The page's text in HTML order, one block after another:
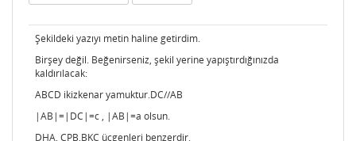
Şekildeki yazıyı metin haline getirdim.
Birşey değil. Beğenirseniz, şekil yerine yapıştırdığınızda
kaldırılacak:
ABCD ikizkenar yamuktur.DC//AB
|AB|=|DC|=c , |AB|=a olsun.
DHA, CPB,BKC üçgenleri benzerdir.